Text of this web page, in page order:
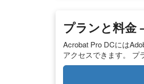
プランと料金
Acrobat Pro DCには
アクセスできます。 プ